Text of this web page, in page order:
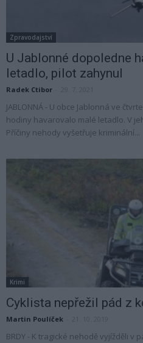
Zpravodajství
U Jablonné dopoledne
letadlo, pilot zahynul
Radek Ctibor
JABLONNÁ - U obce Jablonná ve
hodiny havarovalo malé letadlo. V
Příčiny nehody vyšetřuje kriminální...
Krimi
Cyklista nepřežil pád z
Martin Poulíček
BRDY - K tragické nehodě vyjížděli